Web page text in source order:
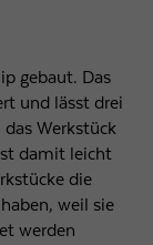
gebaut. Das
und lässt drei
Werkstück
damit leicht
die
weil sie
werden
wird,
Besucher die